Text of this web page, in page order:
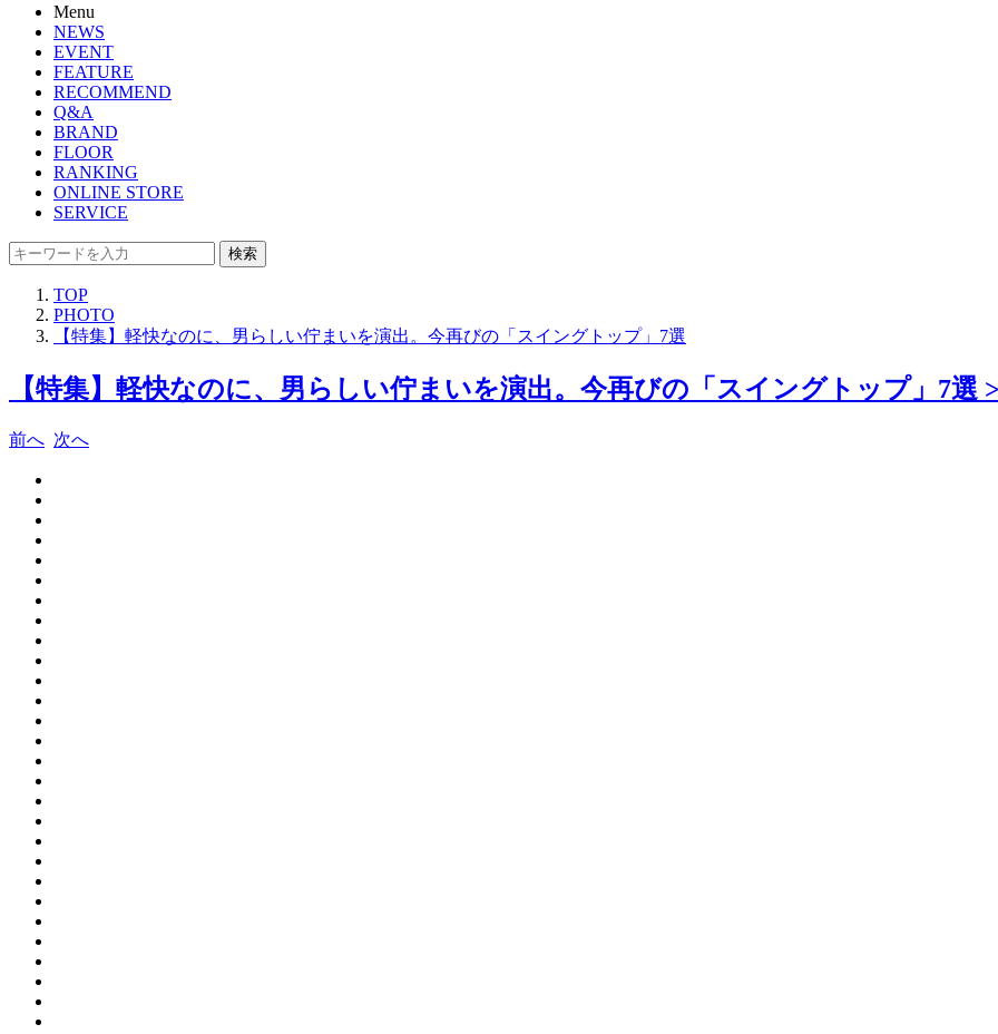
Menu
NEWS
EVENT
FEATURE
RECOMMEND
Q&A
BRAND
FLOOR
RANKING
ONLINE STORE
SERVICE
検索
TOP
PHOTO
【特集】軽快なのに、男らしい佇まいを演出。今再びの「スイングトップ」7選
【特集】軽快なのに、男らしい佇まいを演出。今再びの「スイングトップ」7選
前へ 次へ